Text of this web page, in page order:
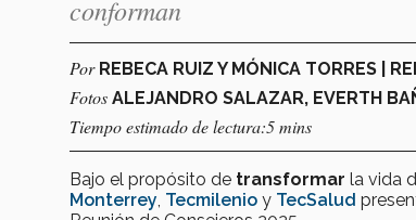
conforman
Por REBECA RUIZ Y MÓNICA TORRES |
Fotos ALEJANDRO SALAZAR, EVERTH
Tiempo estimado de lectura:5 mins
Bajo el propósito de transformar la vida
Monterrey, Tecmilenio y TecSalud